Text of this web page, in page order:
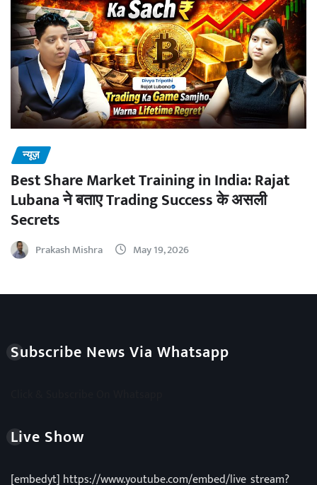
न्यूज़
Best Share Market Training in India: Rajat
Lubana ने बताए Trading Success के असली
Secrets
Prakash Mishra May 19, 2026
Subscribe News Via Whatsapp
Live Show
[embedyt] https://www.youtube.com/embed/live_stream?